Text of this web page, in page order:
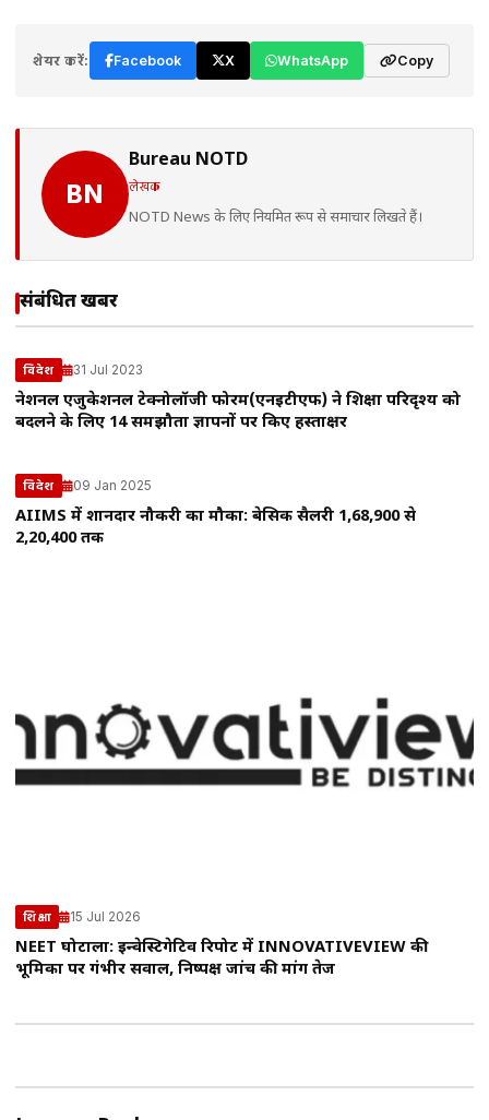
शेयर करें: Facebook X WhatsApp Copy
BN
Bureau NOTD
लेखक
NOTD News के लिए नियमित रूप से समाचार लिखते हैं।
संबंधित खबरें
विदेश 31 Jul 2023
नेशनल एजुकेशनल टेक्नोलॉजी फोरम(एनईटीएफ) ने शिक्षा परिदृश्य को
बदलने के लिए 14 समझौता ज्ञापनों पर किए हस्ताक्षर
विदेश 09 Jan 2025
AIIMS में शानदार नौकरी का मौका: बेसिक सैलरी ₹1,68,900 से
₹2,20,400 तक
शिक्षा 15 Jul 2026
NEET घोटाला: इन्वेस्टिगेटिव रिपोर्ट में INNOVATIVEVIEW की
भूमिका पर गंभीर सवाल, निष्पक्ष जांच की मांग तेज